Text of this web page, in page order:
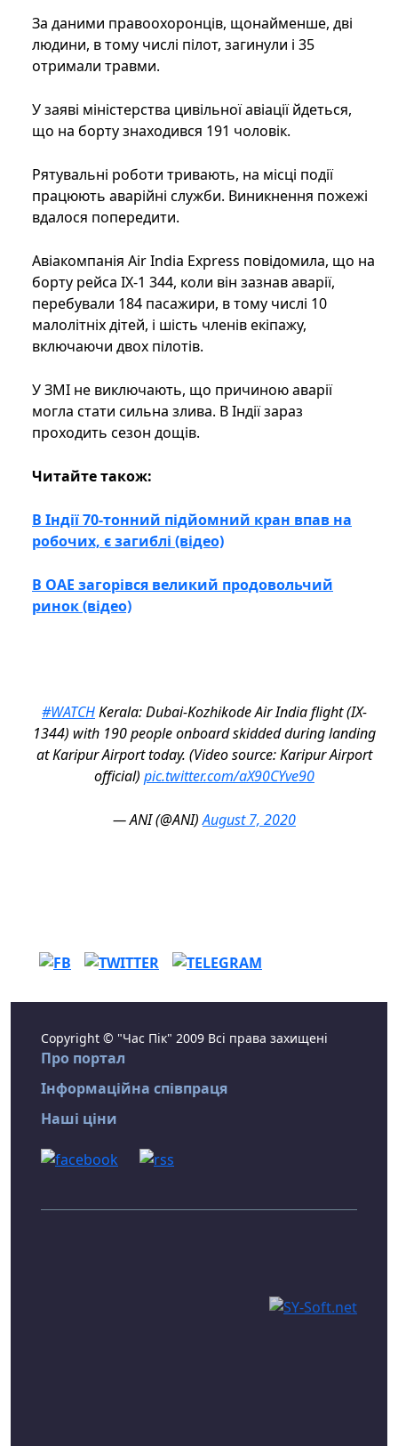
За даними правоохоронців, щонайменше, дві
людини, в тому числі пілот, загинули і 35
отримали травми.
У заяві міністерства цивільної авіації йдеться,
що на борту знаходився 191 чоловік.
Рятувальні роботи тривають, на місці події
працюють аварійні служби. Виникнення пожежі
вдалося попередити.
Авіакомпанія Air India Express повідомила, що на
борту рейса IX-1 344, коли він зазнав аварії,
перебували 184 пасажири, в тому числі 10
малолітніх дітей, і шість членів екіпажу,
включаючи двох пілотів.
У ЗМІ не виключають, що причиною аварії
могла стати сильна злива. В Індії зараз
проходить сезон дощів.
Читайте також:
В Індії 70-тонний підйомний кран впав на
робочих, є загиблі (відео)
В ОАЕ загорівся великий продовольчий
ринок (відео)
#WATCHKerala: Dubai-Kozhikode Air India flight (IX-
1344) with 190 people onboard skidded during landing
at Karipur Airport today. (Video source: Karipur Airport
official) pic.twitter.com/aX90CYve90
— ANI (@ANI)August 7, 2020
Copyright © "Час Пік" 2009 Всі права захищені
Про портал
Інформаційна співпраця
Наші ціни